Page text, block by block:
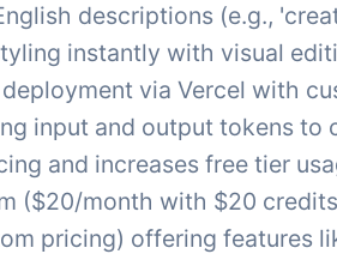
descriptions (e.g.,
instantly with visual
via Vercel with
input and output tokens to
and increases free tier
($20/month with $20
pricing) offering features